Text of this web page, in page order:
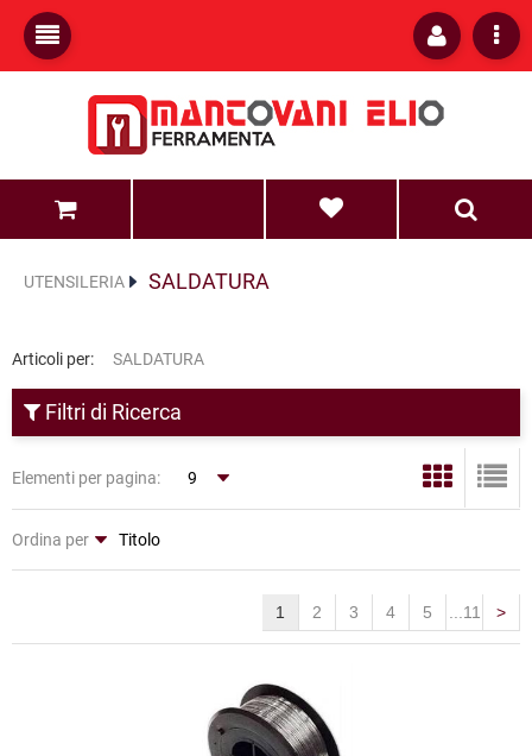
UTENSILERIA SALDATURA
Articoli per: SALDATURA
Filtri di Ricerca
Elementi per pagina:
Ordina per
1 2 3 4 5 ...11 >